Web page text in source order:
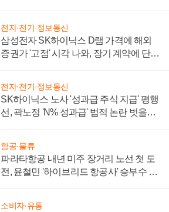
전자·전기·정보통신
삼성전자 SK하이닉스 D램 가격에 해외
증권가 '고점' 시각 나와, 장기 계약에 단점
전자·전기·정보통신
SK하이닉스 노사 '성과급 주식 지급' 평행
선, 곽노정 'N% 성과급' 법적 논란 벗을지
항공·물류
파라타항공 내년 미주 장거리 노선 첫 도
전, 윤철민 '하이브리드 항공사' 승부수 통
소비자·유통